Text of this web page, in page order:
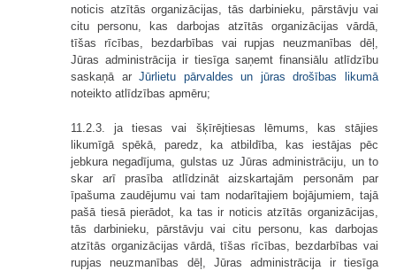
noticis atzītās organizācijas, tās darbinieku, pārstāvju vai
citu personu, kas darbojas atzītās organizācijas vārdā,
tīšas rīcības, bezdarbības vai rupjas neuzmanības dēļ,
Jūras administrācija ir tiesīga saņemt finansiālu atlīdzību
saskaņā arJūrlietu pārvaldes un jūras drošības likumā
noteikto atlīdzības apmēru;
11.2.3. ja tiesas vai šķīrējtiesas lēmums, kas stājies
likumīgā spēkā, paredz, ka atbildība, kas iestājas pēc
jebkura negadījuma, gulstas uz Jūras administrāciju, un to
skar arī prasība atlīdzināt aizskartajām personām par
īpašuma zaudējumu vai tam nodarītajiem bojājumiem, tajā
pašā tiesā pierādot, ka tas ir noticis atzītās organizācijas,
tās darbinieku, pārstāvju vai citu personu, kas darbojas
atzītās organizācijas vārdā, tīšas rīcības, bezdarbības vai
rupjas neuzmanības dēļ, Jūras administrācija ir tiesīga